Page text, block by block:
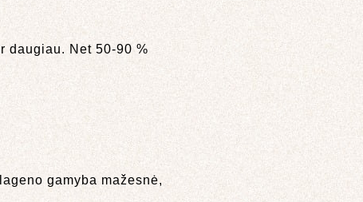
daugiau. Net 50-90 %
gamyba mažesnė,